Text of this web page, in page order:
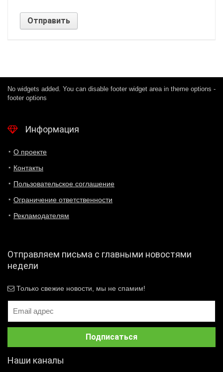
No widgets added. You can disable footer widget area in theme options -
footer options
Информация
О проекте
Контакты
Пользовательское соглашение
Ограничение ответственности
Рекламодателям
Отправляем письма с главными новостями
недели
Только свежие новости, мы не спамим!
Наши каналы